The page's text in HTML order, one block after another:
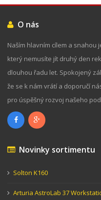
O nás
Naším hlavním cílem a snahou
který nemusíte jít druhý den
dlouhou řadu let. Spokojený
že se k nám vrátí a doporučí
pro úspěšný rozvoj našeho
Novinky sortimentu
Solton K160
Arturia AstroLab 37